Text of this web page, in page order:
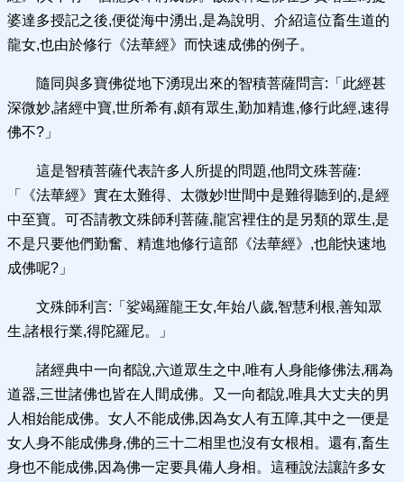
婆達多授記之後,便從海中湧出,是為說明、介紹這位畜生道的
龍女,也由於修行《法華經》而快速成佛的例子。
隨同與多寶佛從地下湧現出來的智積菩薩問言:「此經甚
深微妙,諸經中寶,世所希有,頗有眾生,勤加精進,修行此經,速得
佛不?」
這是智積菩薩代表許多人所提的問題,他問文殊菩薩:
「《法華經》實在太難得、太微妙!世間中是難得聽到的,是經
中至寶。可否請教文殊師利菩薩,龍宮裡住的是另類的眾生,是
不是只要他們勤奮、精進地修行這部《法華經》,也能快速地
成佛呢?」
文殊師利言:「娑竭羅龍王女,年始八歲,智慧利根,善知眾
生,諸根行業,得陀羅尼。」
諸經典中一向都說,六道眾生之中,唯有人身能修佛法,稱為
道器,三世諸佛也皆在人間成佛。又一向都說,唯具大丈夫的男
人相始能成佛。女人不能成佛,因為女人有五障,其中之一便是
女人身不能成佛身,佛的三十二相里也沒有女根相。還有,畜生
身也不能成佛,因為佛一定要具備人身相。這種說法讓許多女